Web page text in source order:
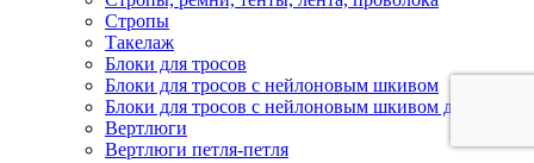
Стропы
Такелаж
Блоки для тросов
Блоки для тросов с нейлоновым шкивом
Блоки для тросов с нейлоновым шкивом двойные
Вертлюги
Вертлюги петля-петля